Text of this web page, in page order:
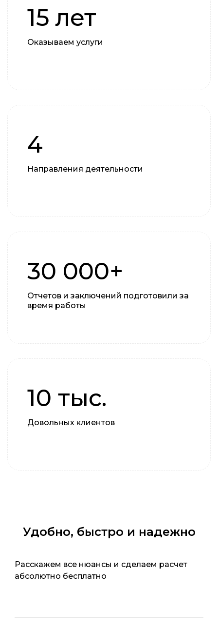
15 лет
Оказываем услуги
4
Направления деятельности
30 000+
Отчетов и заключений подготовили за
время работы
10 тыс.
Довольных клиентов
Удобно, быстро и надежно
Расскажем все нюансы и сделаем расчет
абсолютно бесплатно